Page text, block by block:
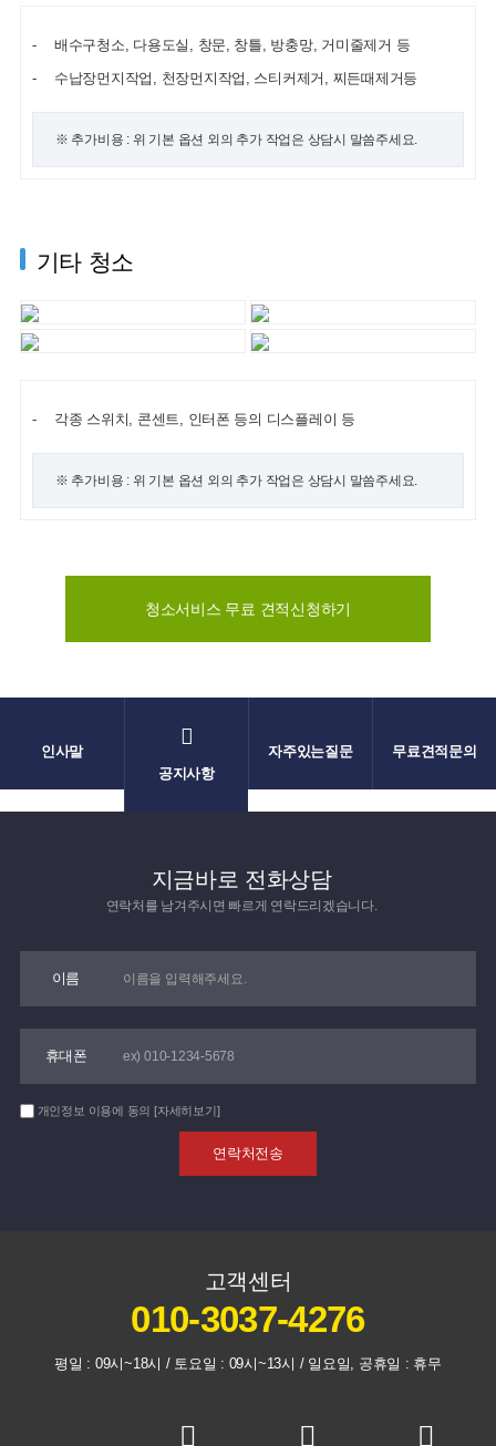
배수구청소, 다용도실, 창문, 창틀, 방충망, 거미줄제거 등
수납장먼지작업, 천장먼지작업, 스티커제거, 찌든때제거등
※ 추가비용 : 위 기본 옵션 외의 추가 작업은 상담시 말씀주세요.
기타 청소
각종 스위치, 콘센트, 인터폰 등의 디스플레이 등
※ 추가비용 : 위 기본 옵션 외의 추가 작업은 상담시 말씀주세요.
청소서비스 무료 견적신청하기
인사말
공지사항
자주있는질문 무료견적문의
지금바로 전화상담
연락처를 남겨주시면 빠르게 연락드리겠습니다.
이름
휴대폰
개인정보 이용에 동의 [자세히보기]
고객센터
010-3037-4276
평일 : 09시~18시 / 토요일 : 09시~13시 / 일요일, 공휴일 : 휴무